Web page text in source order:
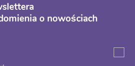
o nowościach